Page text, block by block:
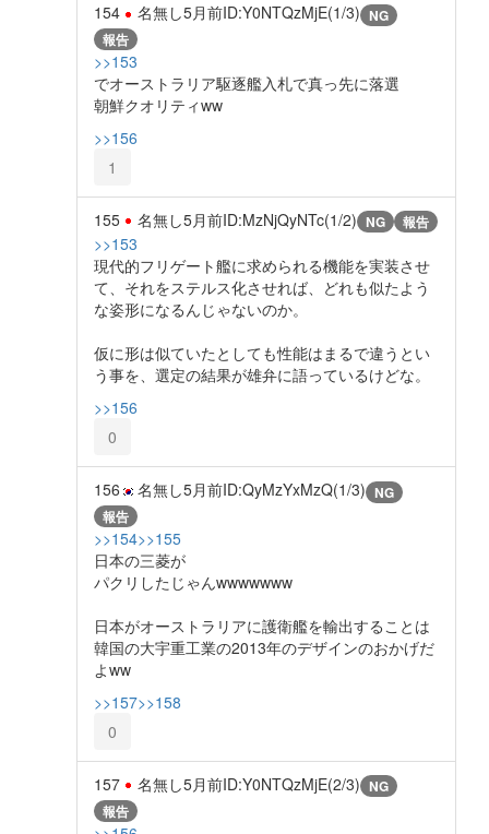
154 名無し5月前ID:Y0NTQzMjE(1/3) NG
報告
>>153
でオーストラリア駆逐艦入札で真っ先に落選
朝鮮クオリティww
>>156
1
155 名無し5月前ID:MzNjQyNTc(1/2) NG 報告
>>153
現代的フリゲート艦に求められる機能を実装させ
て、それをステルス化させれば、どれも似たよう
な姿形になるんじゃないのか。
仮に形は似ていたとしても性能はまるで違うとい
う事を、選定の結果が雄弁に語っているけどな。
>>156
0
156 名無し5月前ID:QyMzYxMzQ(1/3) NG
報告
>>154>>155
日本の三菱が
パクリしたじゃんwwwwwww
日本がオーストラリアに護衛艦を輸出することは
韓国の大宇重工業の2013年のデザインのおかげだ
よww
>>157>>158
0
157 名無し5月前ID:Y0NTQzMjE(2/3) NG
報告